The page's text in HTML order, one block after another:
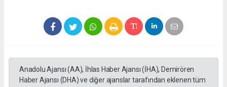
Anadolu Ajansı (AA), İhlas Haber Ajansı (İHA), Demirören
Haber Ajansı (DHA) ve diğer ajanslar tarafından eklenen tüm